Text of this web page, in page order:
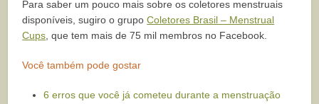
Para saber um pouco mais sobre os coletores menstruais
disponíveis, sugiro o grupoColetores Brasil – Menstrual
Cups , que tem mais de 75 mil membros no Facebook.
Você também pode gostar
6 erros que você já cometeu durante a menstruação